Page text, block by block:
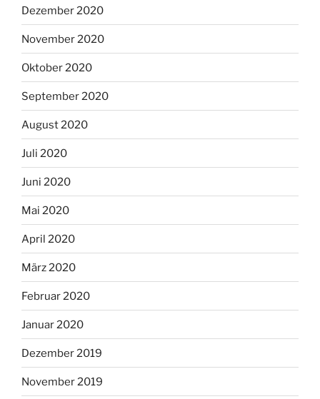
Dezember 2020
November 2020
Oktober 2020
September 2020
August 2020
Juli 2020
Juni 2020
Mai 2020
April 2020
März 2020
Februar 2020
Januar 2020
Dezember 2019
November 2019